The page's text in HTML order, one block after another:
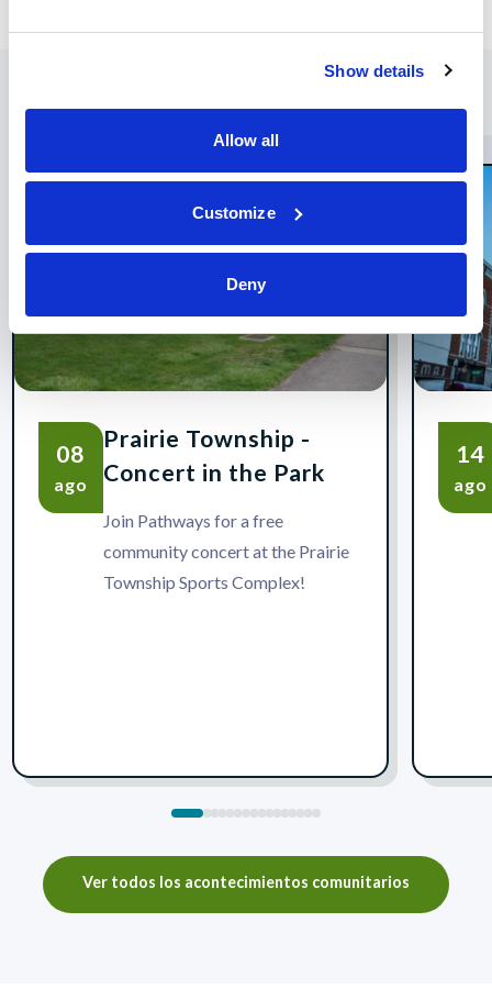
Show details
Allow all
Customize
Deny
08
ago
Prairie Township -
Concert in the Park
Join Pathways for a free
community concert at the Prairie
Township Sports Complex!
14
ago
1 234567891011121314
15
16
Ver todos los acontecimientos comunitarios